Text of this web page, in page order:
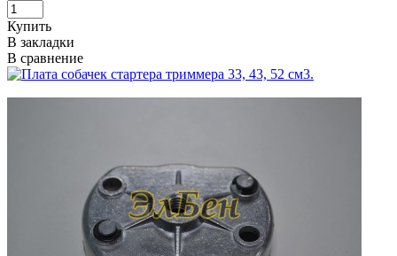
Купить
В закладки
В сравнение